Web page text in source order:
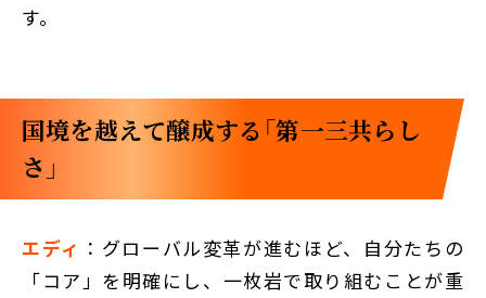
す。
国境を越えて醸成する「第一三共らし
さ」
エディ ：グローバル変革が進むほど、自分たちの
「コア」を明確にし、一枚岩で取り組むことが重